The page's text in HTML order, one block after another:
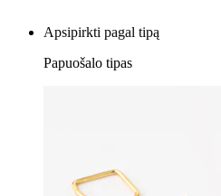
Apsipirkti pagal tipą
Papuošalo tipas